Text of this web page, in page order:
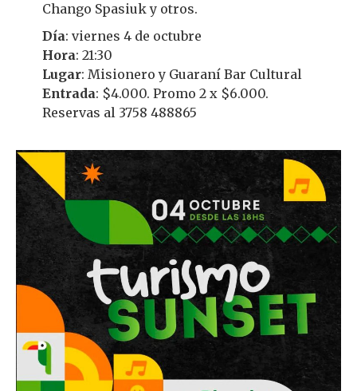
Chango Spasiuk y otros.
Día: viernes 4 de octubre
Hora: 21:30
Lugar: Misionero y Guaraní Bar Cultural
Entrada: $4.000. Promo 2 x $6.000.
Reservas al 3758 488865